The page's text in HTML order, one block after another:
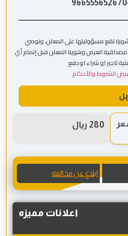
تقع مسؤوليتها على المعلن، ونوصي
مصداقية العرض وهوية المعلن قبل إتمام أي
تاجير او شراء او دفع
الشروط والأحكام
280 ريال
ابلاغ عن مخالفة
اعلانات مميزه